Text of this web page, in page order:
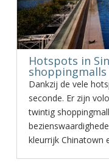
Hotspots in
shoppingmalls
Dankzij de vele
seconde. Er zijn
twintig
kleurrijk Chinatown